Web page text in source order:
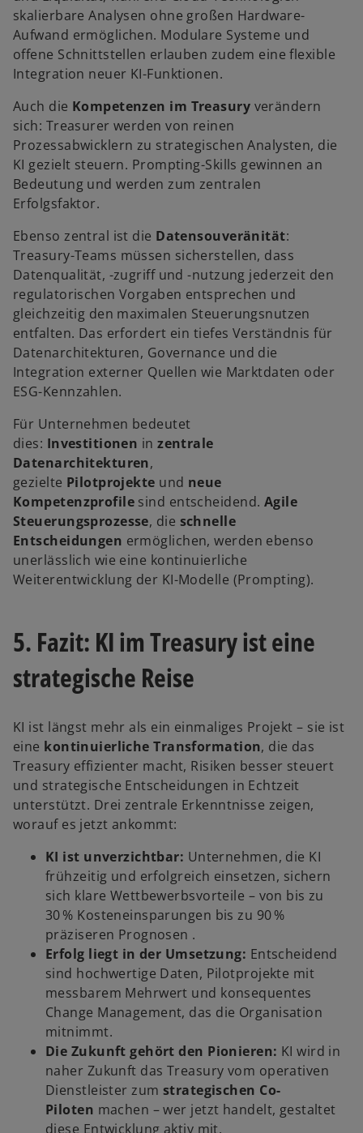
skalierbare Analysen ohne großen Hardware-
Aufwand ermöglichen. Modulare Systeme und
offene Schnittstellen erlauben zudem eine flexible
Integration neuer KI-Funktionen.
Auch die Kompetenzen im Treasury verändern
sich: Treasurer werden von reinen
Prozessabwicklern zu strategischen Analysten, die
KI gezielt steuern. Prompting-Skills gewinnen an
Bedeutung und werden zum zentralen
Erfolgsfaktor.
Ebenso zentral ist die Datensouveränität:
Treasury-Teams müssen sicherstellen, dass
Datenqualität, -zugriff und -nutzung jederzeit den
regulatorischen Vorgaben entsprechen und
gleichzeitig den maximalen Steuerungsnutzen
entfalten. Das erfordert ein tiefes Verständnis für
Datenarchitekturen, Governance und die
Integration externer Quellen wie Marktdaten oder
ESG-Kennzahlen.
Für Unternehmen bedeutet
dies: Investitionen inzentrale
Datenarchitekturen,
gezielte Pilotprojekte und neue
Kompetenzprofile sind entscheidend. Agile
Steuerungsprozesse, die schnelle
Entscheidungen ermöglichen, werden ebenso
unerlässlich wie eine kontinuierliche
Weiterentwicklung der KI-Modelle (Prompting).
5. Fazit: KI im Treasury ist eine
strategische Reise
KI ist längst mehr als ein einmaliges Projekt – sie ist
eine kontinuierliche Transformation, die das
Treasury effizienter macht, Risiken besser steuert
und strategische Entscheidungen in Echtzeit
unterstützt. Drei zentrale Erkenntnisse zeigen,
worauf es jetzt ankommt:
KI ist unverzichtbar: Unternehmen, die KI
frühzeitig und erfolgreich einsetzen, sichern
sich klare Wettbewerbsvorteile – von bis zu
30 % Kosteneinsparungen bis zu 90 %
präziseren Prognosen .
Erfolg liegt in der Umsetzung: Entscheidend
sind hochwertige Daten, Pilotprojekte mit
messbarem Mehrwert und konsequentes
Change Management, das die Organisation
mitnimmt.
Die Zukunft gehört den Pionieren: KI wird in
naher Zukunft das Treasury vom operativen
Dienstleister zum strategischen Co-
Piloten machen – wer jetzt handelt, gestaltet
diese Entwicklung aktiv mit.
n
n